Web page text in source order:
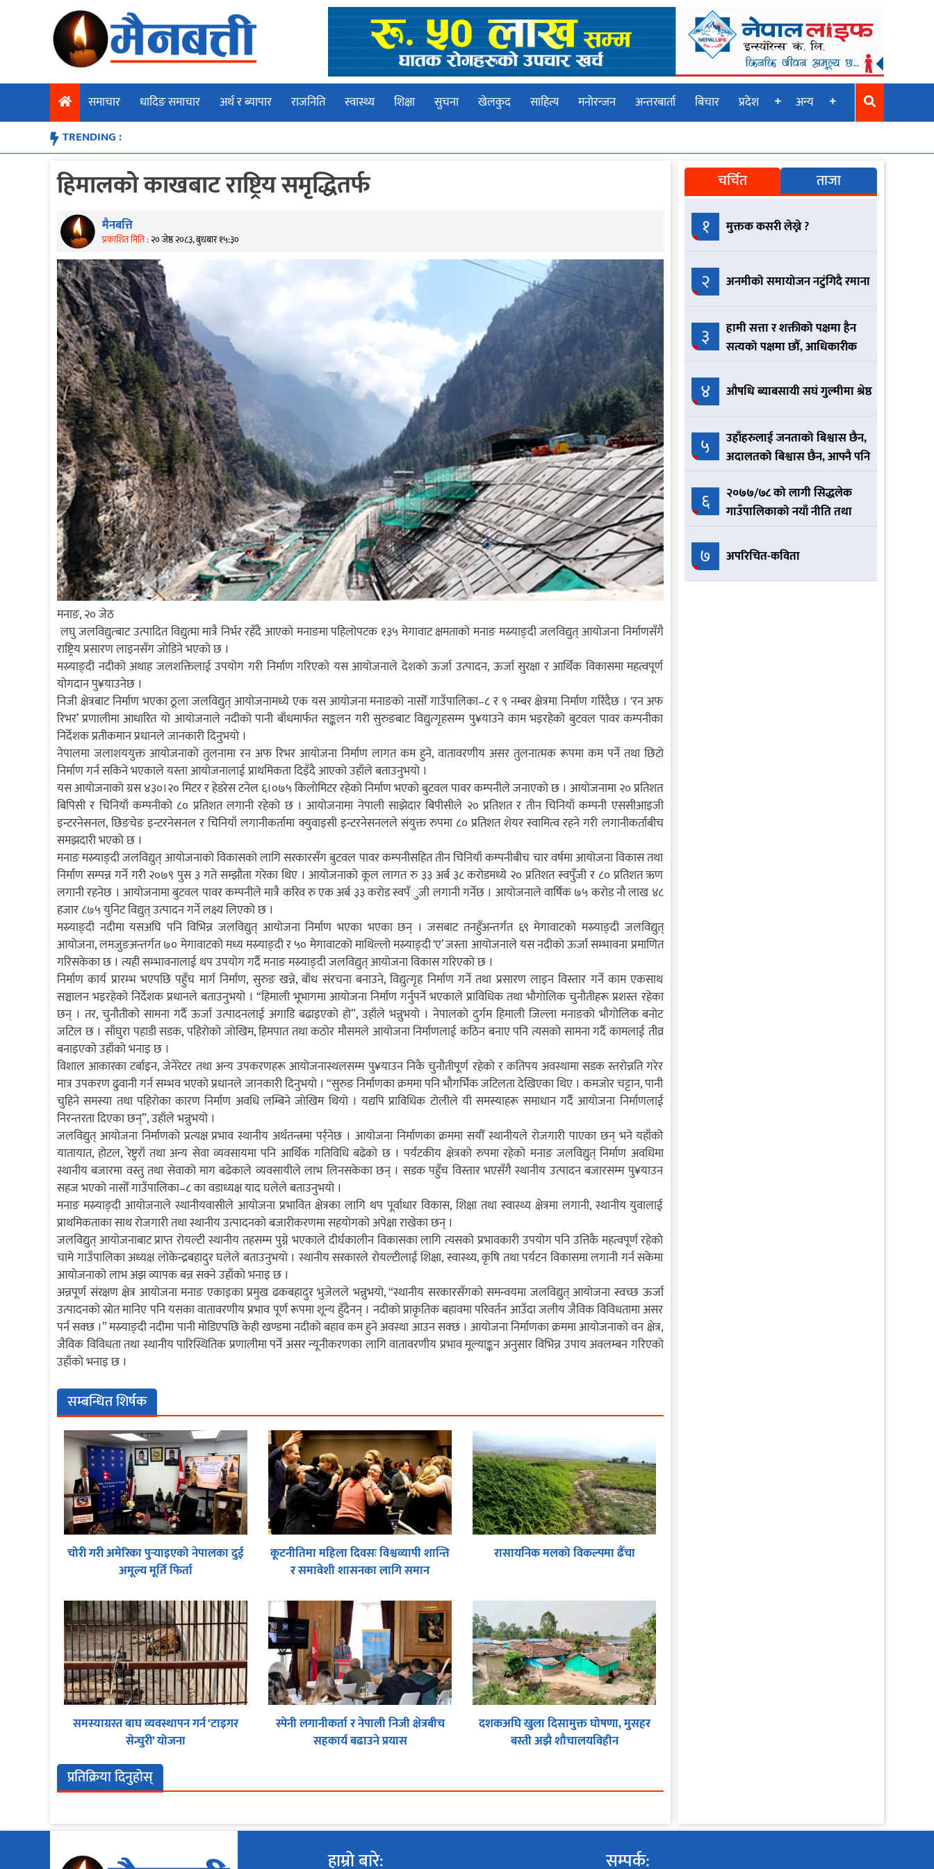
समाचार धादिङ समाचार अर्थ र ब्यापार राजनिति स्वास्थ्य शिक्षा सुचना खेलकुद साहित्य मनोरन्जन अन्तरबार्ता बिचार प्रदेश
अन्य
TRENDING :
हिमालको काखबाट राष्ट्रिय समृद्धितर्फ
मैनबत्ति
प्रकाशित मिति :२० जेष्ठ २०८३, बुधबार १५:३०
मनाङ, २० जेठ
लघु जलविद्युत्बाट उत्पादित विद्युत्मा मात्रै निर्भर रहँदै आएको मनाङमा पहिलोपटक १३५ मेगावाट क्षमताको मनाङ मस्र्याङ्दी जलविद्युत् आयोजना निर्माणसँगै
राष्ट्रिय प्रसारण लाइनसँग जोडिने भएको छ ।
मस्र्याङ्दी नदीको अथाह जलशक्तिलाई उपयोग गरी निर्माण गरिएको यस आयोजनाले देशको ऊर्जा उत्पादन, ऊर्जा सुरक्षा र आर्थिक विकासमा महत्वपूर्ण
योगदान पु¥याउनेछ ।
निजी क्षेत्रबाट निर्माण भएका ठूला जलविद्युत् आयोजनामध्ये एक यस आयोजना मनाङको नासोँ गाउँपालिका–८ र ९ नम्बर क्षेत्रमा निर्माण गरिंदैछ । ‘रन अफ
रिभर’ प्रणालीमा आधारित यो आयोजनाले नदीको पानी बाँधमार्फत सङ्कलन गरी सुरुङबाट विद्युत्गृहसम्म पु¥याउने काम भइरहेको बुटवल पावर कम्पनीका
निर्देशक प्रतीकमान प्रधानले जानकारी दिनुभयो ।
नेपालमा जलाशययुक्त आयोजनाको तुलनामा रन अफ रिभर आयोजना निर्माण लागत कम हुने, वातावरणीय असर तुलनात्मक रूपमा कम पर्ने तथा छिटो
निर्माण गर्न सकिने भएकाले यस्ता आयोजनालाई प्राथमिकता दिइँदै आएको उहाँले बताउनुभयो ।
यस आयोजनाको ग्रस ४३०।२० मिटर र हेडरेस टनेल ६।०७५ किलोमिटर रहेको निर्माण भएको बुटवल पावर कम्पनीले जनाएको छ । आयोजनामा २० प्रतिशत
बिपिसी र चिनियाँ कम्पनीको ८० प्रतिशत लगानी रहेको छ । आयोजनामा नेपाली साझेदार बिपीसीले २० प्रतिशत र तीन चिनियाँ कम्पनी एससीआइजी
इन्टरनेसनल, छिङचेङ इन्टरनेसनल र चिनियाँ लगानीकर्तामा क्युवाइसी इन्टरनेसनलले संयुक्त रुपमा ८० प्रतिशत शेयर स्वामित्व रहने गरी लगानीकर्ताबीच
समझदारी भएको छ ।
मनाङ मस्र्याङ्दी जलविद्युत् आयोजनाको विकासको लागि सरकारसँग बुटवल पावर कम्पनीसहित तीन चिनियाँ कम्पनीबीच चार वर्षमा आयोजना विकास तथा
निर्माण सम्पन्न गर्ने गरी २०७९ पुस ३ गते सम्झौता गरेका थिए । आयोजनाको कूल लागत रु ३३ अर्ब ३८ करोडमध्ये २० प्रतिशत स्वपुँजी र ८० प्रतिशत ऋण
लगानी रहनेछ । आयोजनामा बुटवल पावर कम्पनीले मात्रै करिव रु एक अर्ब ३३ करोड स्वपँुजी लगानी गर्नेछ । आयोजनाले वार्षिक ७५ करोड नौ लाख ४८
हजार ८७५ युनिट विद्युत् उत्पादन गर्ने लक्ष्य लिएको छ ।
मस्र्याङ्दी नदीमा यसअघि पनि विभिन्न जलविद्युत् आयोजना निर्माण भएका भएका छन् । जसबाट तनहुँअन्तर्गत ६९ मेगावाटको मस्र्याङ्दी जलविद्युत्
आयोजना, लमजुङअन्तर्गत ७० मेगावाटको मध्य मस्र्याङ्दी र ५० मेगावाटको माथिल्लो मस्र्याङ्दी ‘ए’ जस्ता आयोजनाले यस नदीको ऊर्जा सम्भावना प्रमाणित
गरिसकेका छ । त्यही सम्भावनालाई थप उपयोग गर्दै मनाङ मस्र्याङ्दी जलविद्युत् आयोजना विकास गरिएको छ ।
निर्माण कार्य प्रारम्भ भएपछि पहुँच मार्ग निर्माण, सुरुङ खन्ने, बाँध संरचना बनाउने, विद्युत्गृह निर्माण गर्ने तथा प्रसारण लाइन विस्तार गर्ने काम एकसाथ
सञ्चालन भइरहेको निर्देशक प्रधानले बताउनुभयो । “हिमाली भूभागमा आयोजना निर्माण गर्नुपर्ने भएकाले प्राविधिक तथा भौगोलिक चुनौतीहरू प्रशस्त रहेका
छन् । तर, चुनौतीको सामना गर्दै ऊर्जा उत्पादनलाई अगाडि बढाइएको हो”, उहाँले भन्नुभयो । नेपालको दुर्गम हिमाली जिल्ला मनाङको भौगोलिक बनोट
जटिल छ । साँघुरा पहाडी सडक, पहिरोको जोखिम, हिमपात तथा कठोर मौसमले आयोजना निर्माणलाई कठिन बनाए पनि त्यसको सामना गर्दै कामलाई तीव्र
बनाइएको उहाँको भनाइ छ ।
विशाल आकारका टर्बाइन, जेनेरेटर तथा अन्य उपकरणहरू आयोजनास्थलसम्म पु¥याउन निकै चुनौतीपूर्ण रहेको र कतिपय अवस्थामा सडक स्तरोन्नति गरेर
मात्र उपकरण ढुवानी गर्न सम्भव भएको प्रधानले जानकारी दिनुभयो । “सुरुङ निर्माणका क्रममा पनि भौगर्भिक जटिलता देखिएका थिए । कमजोर चट्टान, पानी
चुहिने समस्या तथा पहिरोका कारण निर्माण अवधि लम्बिने जोखिम थियो । यद्यपि प्राविधिक टोलीले यी समस्याहरू समाधान गर्दै आयोजना निर्माणलाई
निरन्तरता दिएका छन्”, उहाँले भन्नुभयो ।
जलविद्युत् आयोजना निर्माणको प्रत्यक्ष प्रभाव स्थानीय अर्थतन्त्रमा पर्र्नेछ । आयोजना निर्माणका क्रममा सयौँ स्थानीयले रोजगारी पाएका छन् भने यहाँको
यातायात, होटल, रेष्टुराँ तथा अन्य सेवा व्यवसायमा पनि आर्थिक गतिविधि बढेको छ । पर्यटकीय क्षेत्रको रुपमा रहेको मनाङ जलविद्युत् निर्माण अवधिमा
स्थानीय बजारमा वस्तु तथा सेवाको माग बढेकाले व्यवसायीले लाभ लिनसकेका छन् । सडक पहुँच विस्तार भएसँगै स्थानीय उत्पादन बजारसम्म पु¥याउन
सहज भएको नासोँ गाउँपालिका–८ का वडाध्यक्ष याद घलेले बताउनुभयो ।
मनाङ मस्र्याङ्दी आयोजनाले स्थानीयवासीले आयोजना प्रभावित क्षेत्रका लागि थप पूर्वाधार विकास, शिक्षा तथा स्वास्थ्य क्षेत्रमा लगानी, स्थानीय युवालाई
प्राथमिकताका साथ रोजगारी तथा स्थानीय उत्पादनको बजारीकरणमा सहयोगको अपेक्षा राखेका छन् ।
जलविद्युत् आयोजनाबाट प्राप्त रोयल्टी स्थानीय तहसम्म पुग्ने भएकाले दीर्घकालीन विकासका लागि त्यसको प्रभावकारी उपयोग पनि उत्तिकै महत्वपूर्ण रहेको
चामे गाउँपालिका अध्यक्ष लोकेन्द्रबहादुर घलेले बताउनुभयो । स्थानीय सरकारले रोयल्टीलाई शिक्षा, स्वास्थ्य, कृषि तथा पर्यटन विकासमा लगानी गर्न सकेमा
आयोजनाको लाभ अझ व्यापक बन्न सक्ने उहाँको भनाइ छ ।
अन्नपूर्ण संरक्षण क्षेत्र आयोजना मनाङ एकाइका प्रमुख ढकबहादुर भुजेलले भन्नुभयो, “स्थानीय सरकारसँगको समन्वयमा जलविद्युत् आयोजना स्वच्छ ऊर्जा
उत्पादनको स्रोत मानिए पनि यसका वातावरणीय प्रभाव पूर्ण रूपमा शून्य हुँदैनन् । नदीको प्राकृतिक बहावमा परिवर्तन आउँदा जलीय जैविक विविधतामा असर
पर्न सक्छ ।” मस्र्याङ्दी नदीमा पानी मोडिएपछि केही खण्डमा नदीको बहाव कम हुने अवस्था आउन सक्छ । आयोजना निर्माणका क्रममा आयोजनाको वन क्षेत्र,
जैविक विविधता तथा स्थानीय पारिस्थितिक प्रणालीमा पर्ने असर न्यूनीकरणका लागि वातावरणीय प्रभाव मूल्याङ्कन अनुसार विभिन्न उपाय अवलम्बन गरिएको
उहाँको भनाइ छ ।
सम्बन्धित शिर्षक
चोरी गरी अमेरिका पुर्‍याइएको नेपालका दुई
अमूल्य मूर्ति फिर्ता
कूटनीतिमा महिला दिवसः विश्वव्यापी शान्ति
र समावेशी शासनका लागि समान
रासायनिक मलको विकल्पमा ढैँचा
समस्याग्रस्त बाघ व्यवस्थापन गर्न ‘टाइगर
सेन्चुरी’ योजना
स्पेनी लगानीकर्ता र नेपाली निजी क्षेत्रबीच
सहकार्य बढाउने प्रयास
दशकअघि खुला दिसामुक्त घोषणा, मुसहर
बस्ती अझै शौचालयविहीन
प्रतिक्रिया दिनुहोस्
चर्चित ताजा
१ मुक्तक कसरी लेख्ने ?
२ अनमीको समायोजन नटुंगिदै रमाना
३
हामी सत्ता र शक्तीको पक्षमा हैन
सत्यको पक्षमा छौँ, आधिकारीक
नेकपा हामी हौँ :- योगेश भट्टराई
४ औषधि ब्याबसायी सघं गुल्मीमा श्रेष्ठ
५
उहाँहरुलाई जनताको बिश्वास छैन,
अदालतको बिश्वास छैन, आफ्नै पनि
बिश्वास छैन त्यसैले आतिरहनु
भएको छ
६
२०७७/७८ को लागी सिद्धलेक
गाउँपालिकाको नयाँ नीति तथा
कार्यक्रम यस्तो छ ।
७ अपरिचित-कविता
हाम्रो बारे: सम्पर्क: